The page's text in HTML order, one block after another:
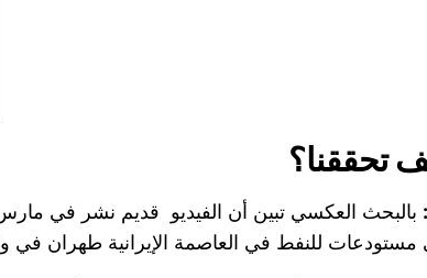
تحققنا؟
بالبحث العكسي تبين أن الفيديو قديم نشر في مارس 2026،